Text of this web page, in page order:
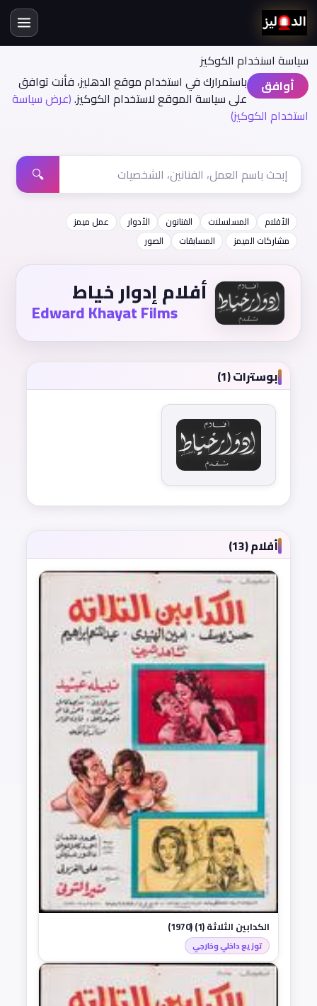
سياسة اسنخدام الكوكيز
أوافق
باستمرارك في استخدام موقع الدهليز، فأنت توافق
على سياسة الموقع لاستخدام الكوكيز.(عرض سياسة
استخدام الكوكيز)
🔍
الأفلام المسلسلات الفنانون الأدوار
عمل ميمز
مشاركات الميمز
المسابقات الصور
أفلام إدوار خياط
Edward Khayat Films
بوسترات (1)
أفلام (13)
الكدابين الثلاثة (1) (1970)
توزيع داخلي وخارجي